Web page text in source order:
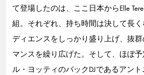
て登場したのは、ここ日本からElle
組。それぞれ、持ち時間は決して長
ディエンスをしっかり盛り上げ、抜
マンスを繰り広げた。そして、ほぼ
ル・ヨッティのバックDJであるアン